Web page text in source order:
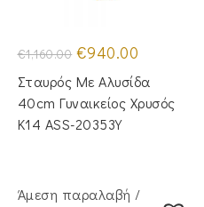
€1,160.00 Original
price
was:
€1,160.00.
€940.00
τιμή
είναι:
€940.00.
Σταυρός Με Αλυσίδα
40cm Γυναικείος Χρυσός
Κ14 ASS-20353Y
Άμεση παραλαβή /